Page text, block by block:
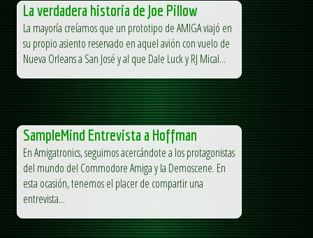
La verdadera historia de Joe Pillow
La mayoría creíamos que un prototipo de AMIGA viajó en
su propio asiento reservado en aquel avión con vuelo de
Nueva Orleans a San José y al que Dale Luck y RJ Mical...
SampleMind Entrevista a Hoffman
En Amigatronics, seguimos acercándote a los protagonistas
del mundo del Commodore Amiga y la Demoscene. En
esta ocasión, tenemos el placer de compartir una
entrevista...